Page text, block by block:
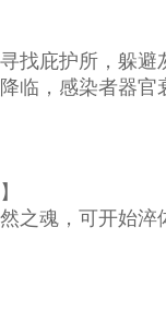
找庇护所，躲避
临，感染者器
之魂，可开始淬